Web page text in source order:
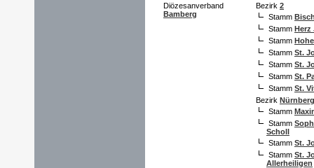
Diözesanverband
Bamberg
Bezirk 2
Stamm
Stamm Herz
Stamm
Stamm St.
Stamm St.
Stamm St.
Stamm St.
Bezirk
Stamm
Stamm
Scholl
Stamm St.
Stamm St.
Allerheiligen